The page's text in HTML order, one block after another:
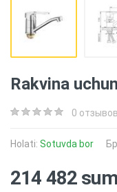
Rakvina
0 отзывов
Holati: Sotuvda bor
214 482 sum